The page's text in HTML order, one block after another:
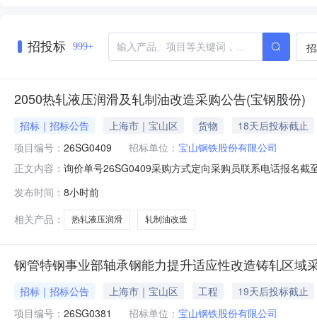
招投标 999+
2050热轧液压润滑及轧制油改造采购公告(宝钢股份)
招标｜招标公告 上海市｜宝山区 货物
18天后投标截止
项目编号： 26SG0409 招标单位： 宝山钢铁股份有限公司
正文内容： 询价单号26SG0409采购方式定向采购员联系电话报名
支撑辊平衡液压阀台；改造2#和3#卷取机共6套助卷辊
发布时间： 8小时前
相关产品：
热轧液压润滑 轧制油改造
钢管特钢事业部轴承钢能力提升适应性改造铸轧区域
招标｜招标公告 上海市｜宝山区 工程
19天后投标截止
项目编号： 26SG0381 招标单位： 宝山钢铁股份有限公司